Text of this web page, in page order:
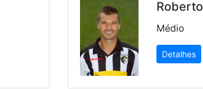
Roberto
Médio
Detalhes